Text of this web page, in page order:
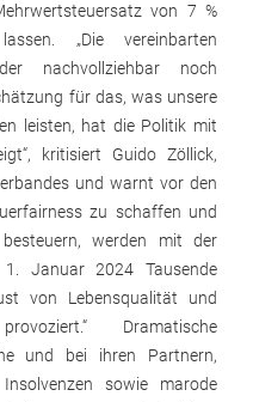
von 7 %
„Die vereinbarten
nachvollziehbar noch
für das, was unsere
leisten, hat die Politik mit
kritisiert Guido Zöllick,
und warnt vor den
zu schaffen und
werden mit der
Januar 2024 Tausende
von Lebensqualität und
Dramatische
und bei ihren Partnern,
sowie marode